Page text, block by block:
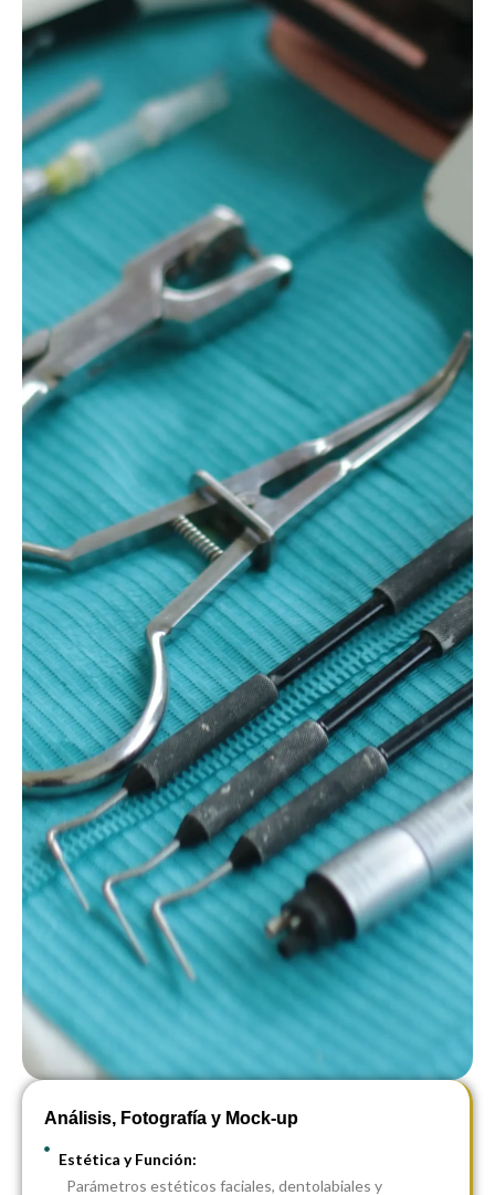
Análisis, Fotografía y Mock-up
Estética y Función:
Parámetros estéticos faciales, dentolabiales y